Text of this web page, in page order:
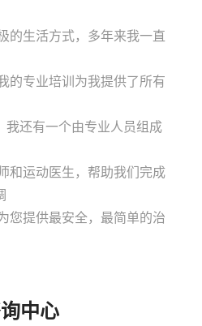
的生活方式，多年来我一直
的专业培训为我提供了所有
我还有一个由专业人员组成
和运动医生，帮助我们完成
您提供最安全，最简单的治
中心